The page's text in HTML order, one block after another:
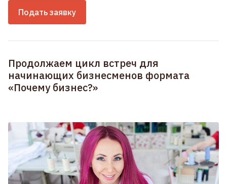
Подать заявку
Продолжаем цикл встреч для
начинающих бизнесменов формата
«Почему бизнес?»